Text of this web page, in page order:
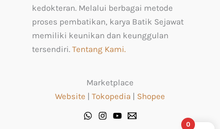
kedokteran. Melalui berbagai metode
proses pembatikan, karya Batik Sejawat
memiliki keunikan dan keunggulan
tersendiri. Tentang Kami.
Marketplace
Website | Tokopedia | Shopee
0